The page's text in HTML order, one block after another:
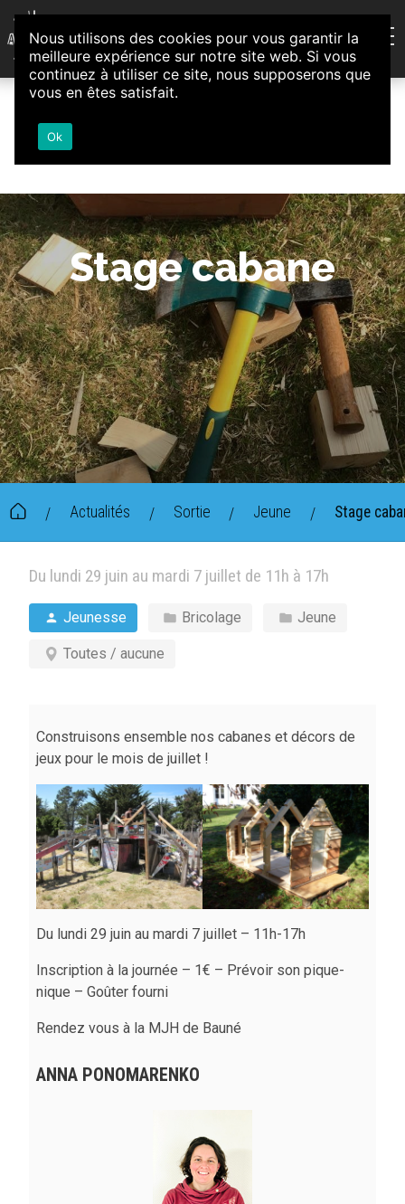
Aller au contenu
Association d'Animation et d'Initiatives Citoyennes
Loire-Authion
Stage cabane
/ Actualités / Sortie / Jeune / Stage
Du lundi 29 juin au mardi 7 juillet de 11h à 17h
Jeunesse Bricolage Jeune
Toutes / aucune
Construisons ensemble nos cabanes et décors de
jeux pour le mois de juillet !
Du lundi 29 juin au mardi 7 juillet – 11h-17h
Inscription à la journée – 1€ – Prévoir son pique-
nique – Goûter fourni
Rendez vous à la MJH de Bauné
ANNA PONOMARENKO
Nous utilisons des cookies pour vous garantir la
meilleure expérience sur notre site web. Si vous
continuez à utiliser ce site, nous supposerons que
vous en êtes satisfait.
Ok